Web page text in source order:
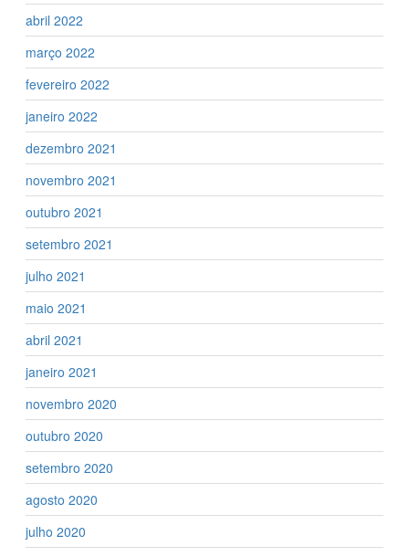
abril 2022
março 2022
fevereiro 2022
janeiro 2022
dezembro 2021
novembro 2021
outubro 2021
setembro 2021
julho 2021
maio 2021
abril 2021
janeiro 2021
novembro 2020
outubro 2020
setembro 2020
agosto 2020
julho 2020